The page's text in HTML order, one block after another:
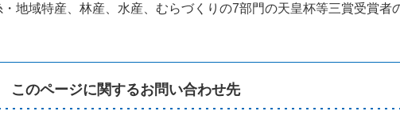
地域特産、林産、水産、むらづくりの7部門の天皇杯等三賞受賞者
このページに関するお問い合わせ先